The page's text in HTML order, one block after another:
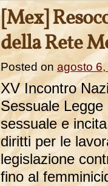
[Mex]
della Rete
Posted on agosto
XV Incontro
Sessuale
sessuale e
diritti per le
legislazione
fino al